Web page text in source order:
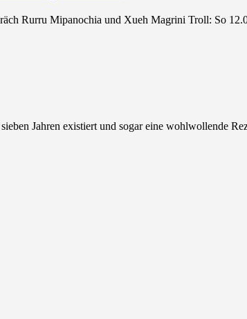
Rurru Mipanochia und Xueh Magrini Troll: So
Jahren existiert und sogar eine wohlwollende